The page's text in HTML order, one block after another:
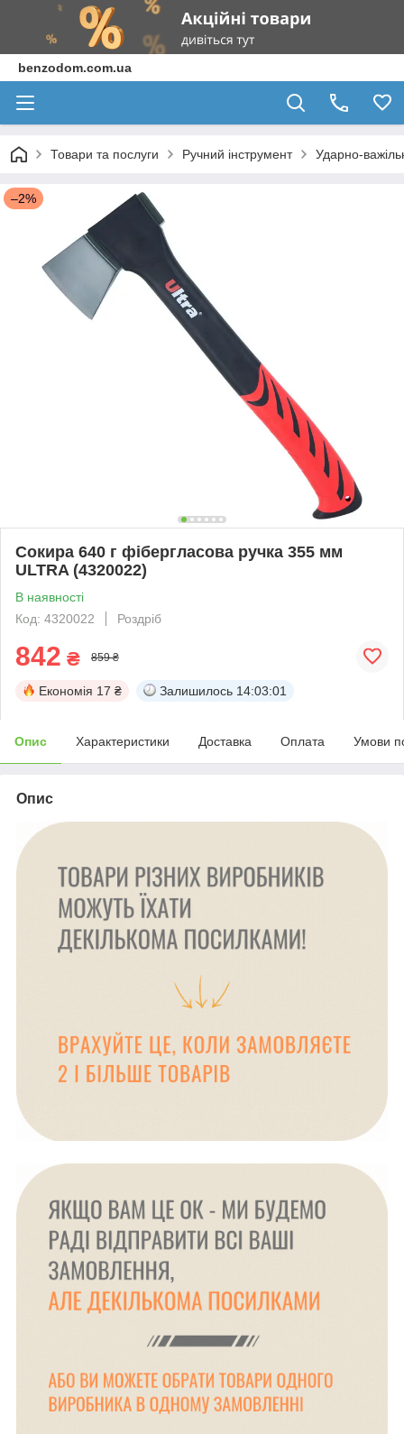
benzodom.com.ua
Товари та послуги Ручний інструмент Ударно-
–2%
Сокира 640 г фібергласова ручка 355 мм
ULTRA (4320022)
В наявності
Код: 4320022
Роздріб
842 ₴ 859 ₴
Економія 17 ₴ Залишилось 14:03:00
Опис Характеристики Доставка Оплата Умови
Опис